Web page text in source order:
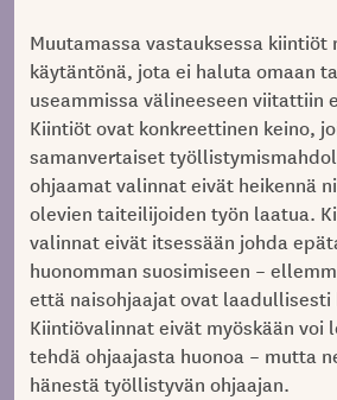
Muutamassa vastauksessa kiintiöt
käytäntönä, jota ei haluta omaan
useammissa välineeseen viitattiin
Kiintiöt ovat konkreettinen keino,
samanvertaiset
ohjaamat valinnat eivät heikennä
olevien taiteilijoiden työn laatua.
valinnat eivät itsessään johda
huonomman suosimiseen –
että naisohjaajat ovat laadullisesti
Kiintiövalinnat eivät myöskään voi
tehdä ohjaajasta huonoa – mutta
hänestä työllistyvän ohjaajan.